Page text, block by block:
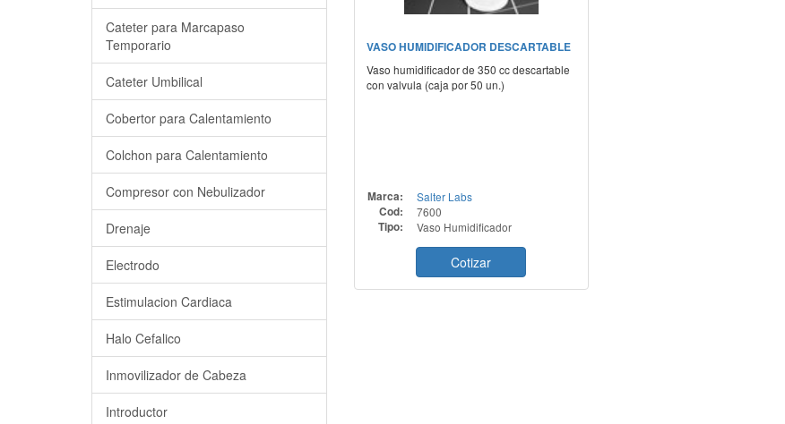
Cateter para Marcapaso
Temporario
Cateter Umbilical
Cobertor para Calentamiento
Colchon para Calentamiento
Compresor con Nebulizador
Drenaje
Electrodo
Estimulacion Cardiaca
Halo Cefalico
Inmovilizador de Cabeza
Introductor
VASO HUMIDIFICADOR DESCARTABLE
Vaso humidificador de 350 cc descartable
con valvula (caja por 50 un.)
Marca:
Salter Labs
Cod:
7600
Tipo:
Vaso Humidificador
Cotizar